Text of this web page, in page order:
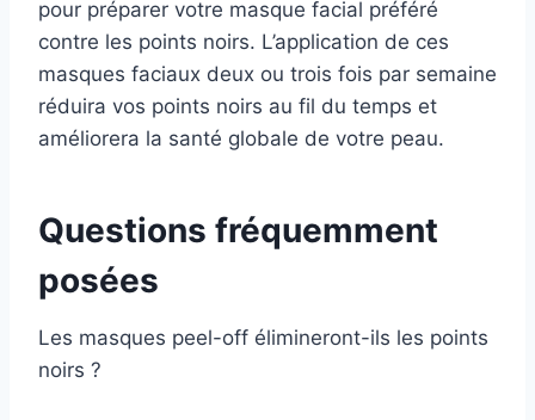
pour préparer votre masque facial préféré
contre les points noirs. L’application de ces
masques faciaux deux ou trois fois par semaine
réduira vos points noirs au fil du temps et
améliorera la santé globale de votre peau.
Questions fréquemment
posées
Les masques peel-off élimineront-ils les points
noirs ?